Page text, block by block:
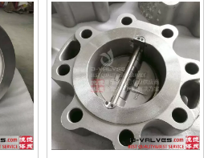
Diseño, rendimiento y aplicaciones de válvulas de compuerta industriales en sistemas de tuberías de alta presión